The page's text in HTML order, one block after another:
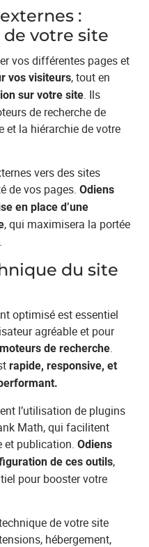
:
de votre site
vos différentes pages et
vos visiteurs, tout en
sur votre site. Ils
de recherche de
et la hiérarchie de votre
vers des sites
de vos pages.Odiens
en place d’une
, qui maximisera la portée
du site
optimisé est essentiel
agréable et pour
de recherche.
rapide, responsive, et
l’utilisation de plugins
Math, qui facilitent
et publication.Odiens
de ces outils,
pour booster votre
de votre site
hébergement,